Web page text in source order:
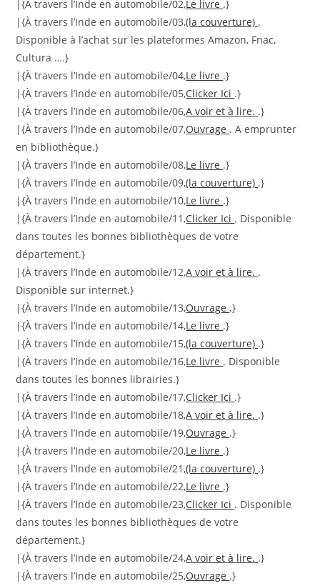
|{À travers l’Inde en automobile/02,Le livre .}
|{À travers l’Inde en automobile/03,(la couverture) .
Disponible à l’achat sur les plateformes Amazon, Fnac,
Cultura ….}
|{À travers l’Inde en automobile/04,Le livre .}
|{À travers l’Inde en automobile/05,Clicker Ici .}
|{À travers l’Inde en automobile/06,A voir et à lire. .}
|{À travers l’Inde en automobile/07,Ouvrage . A emprunter
en bibliothèque.}
|{À travers l’Inde en automobile/08,Le livre .}
|{À travers l’Inde en automobile/09,(la couverture) .}
|{À travers l’Inde en automobile/10,Le livre .}
|{À travers l’Inde en automobile/11,Clicker Ici . Disponible
dans toutes les bonnes bibliothèques de votre
département.}
|{À travers l’Inde en automobile/12,A voir et à lire. .
Disponible sur internet.}
|{À travers l’Inde en automobile/13,Ouvrage .}
|{À travers l’Inde en automobile/14,Le livre .}
|{À travers l’Inde en automobile/15,(la couverture) .}
|{À travers l’Inde en automobile/16,Le livre . Disponible
dans toutes les bonnes librairies.}
|{À travers l’Inde en automobile/17,Clicker Ici .}
|{À travers l’Inde en automobile/18,A voir et à lire. .}
|{À travers l’Inde en automobile/19,Ouvrage .}
|{À travers l’Inde en automobile/20,Le livre .}
|{À travers l’Inde en automobile/21,(la couverture) .}
|{À travers l’Inde en automobile/22,Le livre .}
|{À travers l’Inde en automobile/23,Clicker Ici . Disponible
dans toutes les bonnes bibliothèques de votre
département.}
|{À travers l’Inde en automobile/24,A voir et à lire. .}
|{À travers l’Inde en automobile/25,Ouvrage .}